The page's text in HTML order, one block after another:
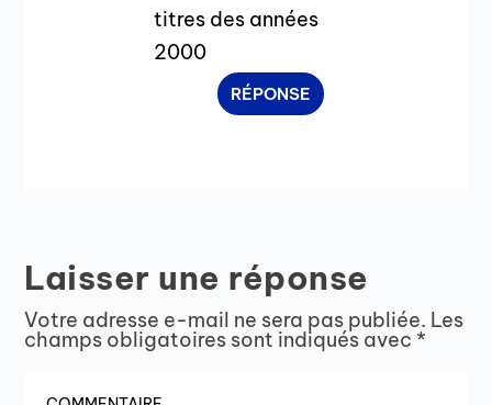
titres des années
2000
RÉPONSE
Laisser une réponse
Votre adresse e-mail ne sera pas publiée. Les
champs obligatoires sont indiqués avec *